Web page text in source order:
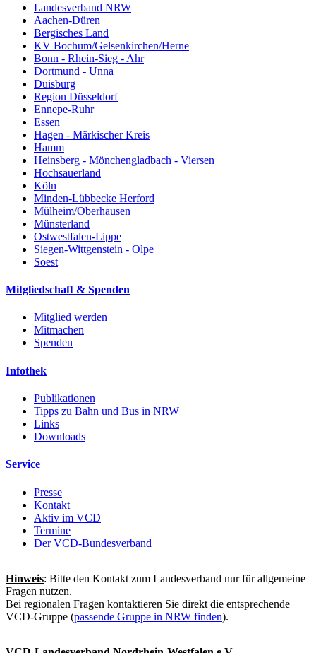
Landesverband NRW
Aachen-Düren
Bergisches Land
KV Bochum/Gelsenkirchen/Herne
Bonn - Rhein-Sieg - Ahr
Dortmund - Unna
Duisburg
Region Düsseldorf
Ennepe-Ruhr
Essen
Hagen - Märkischer Kreis
Hamm
Heinsberg - Mönchengladbach - Viersen
Hochsauerland
Köln
Minden-Lübbecke Herford
Mülheim/Oberhausen
Münsterland
Ostwestfalen-Lippe
Siegen-Wittgenstein - Olpe
Soest
Mitgliedschaft & Spenden
Mitglied werden
Mitmachen
Spenden
Infothek
Publikationen
Tipps zu Bahn und Bus in NRW
Links
Downloads
Service
Presse
Kontakt
Aktiv im VCD
Termine
Der VCD-Bundesverband
Hinweis: Bitte den Kontakt zum Landesverband nur für allgemeine
Fragen nutzen.
Bei regionalen Fragen kontaktieren Sie direkt die entsprechende
VCD-Gruppe (passende Gruppe in NRW finden).